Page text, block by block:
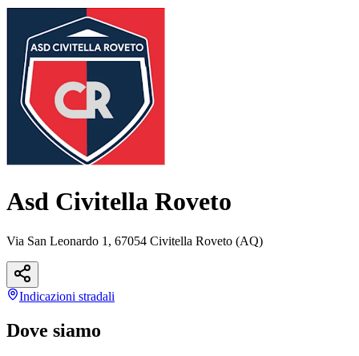
Asd Civitella Roveto
Via San Leonardo 1, 67054 Civitella Roveto (AQ)
Indicazioni stradali
Dove siamo